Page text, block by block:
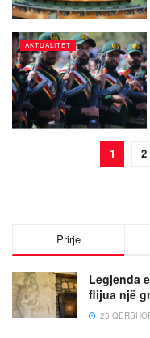
AKTUALITET
1 2
Prirje
Legjenda
flijua një
25